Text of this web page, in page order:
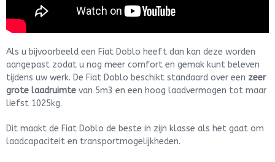
Als u bijvoorbeeld een Fiat Doblo heeft dan kan deze worden
aangepast zodat u nog meer comfort en gemak kunt beleven
tijdens uw werk. De Fiat Doblo beschikt standaard over een zeer
grote laadruimte van 5m3 en een hoog laadvermogen tot maar
liefst 1025kg.
Dit maakt de Fiat Doblo de beste in zijn klasse als het gaat om
laadcapaciteit en transportmogelijkheden.